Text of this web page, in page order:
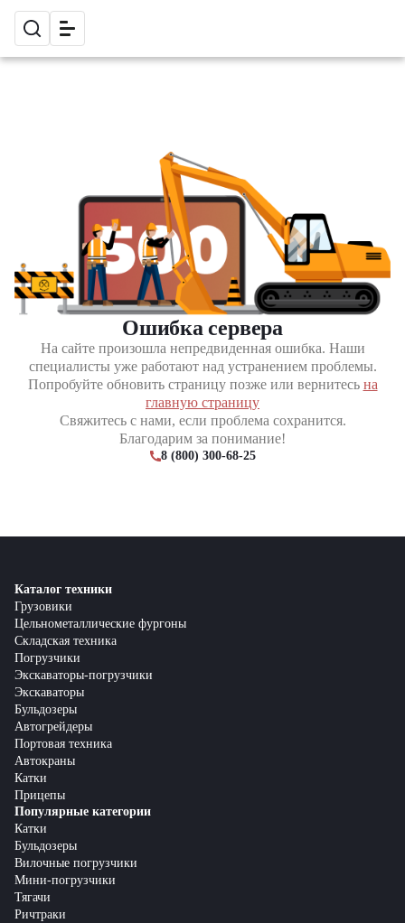
Ошибка сервера
На сайте произошла непредвиденная ошибка. Наши
специалисты уже работают над устранением проблемы.
Попробуйте обновить страницу позже или вернитесь на
главную страницу
Свяжитесь с нами, если проблема сохранится.
Благодарим за понимание!
8 (800) 300-68-25
Каталог техники
Грузовики
Цельнометаллические фургоны
Складская техника
Погрузчики
Экскаваторы-погрузчики
Экскаваторы
Бульдозеры
Автогрейдеры
Портовая техника
Автокраны
Катки
Прицепы
Популярные категории
Катки
Бульдозеры
Вилочные погрузчики
Мини-погрузчики
Тягачи
Ричтраки